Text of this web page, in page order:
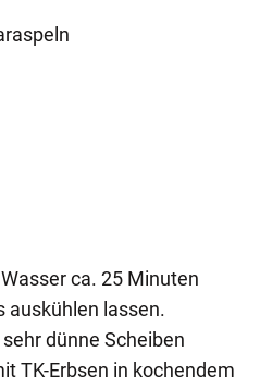
ca. 25 Minuten
auskühlen lassen.
dünne Scheiben
TK-Erbsen in kochendem